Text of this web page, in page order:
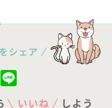
Twitter